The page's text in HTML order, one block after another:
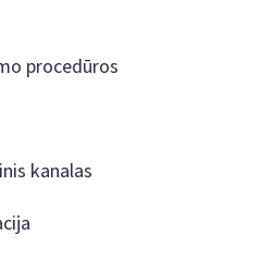
procedūros
kanalas